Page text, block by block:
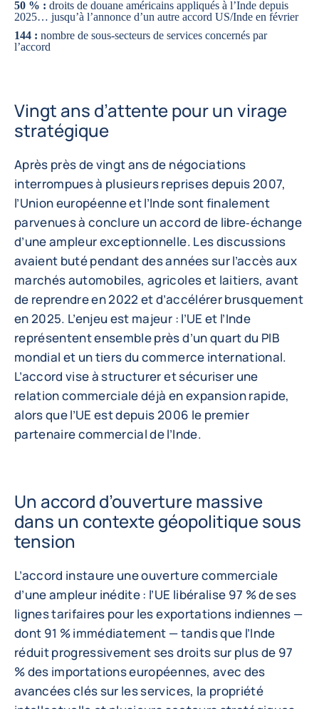
50 % : droits de douane américains appliqués à l’Inde depuis
2025… jusqu’à l’annonce d’un autre accord US/Inde en février
144 : nombre de sous‑secteurs de services concernés par
l’accord
Vingt ans d’attente pour un virage
stratégique
Après près de vingt ans de négociations
interrompues à plusieurs reprises depuis 2007,
l’Union européenne et l’Inde sont finalement
parvenues à conclure un accord de libre‑échange
d’une ampleur exceptionnelle. Les discussions
avaient buté pendant des années sur l’accès aux
marchés automobiles, agricoles et laitiers, avant
de reprendre en 2022 et d’accélérer brusquement
en 2025. L’enjeu est majeur : l’UE et l’Inde
représentent ensemble près d’un quart du PIB
mondial et un tiers du commerce international.
L’accord vise à structurer et sécuriser une
relation commerciale déjà en expansion rapide,
alors que l’UE est depuis 2006 le premier
partenaire commercial de l’Inde.
Un accord d’ouverture massive
dans un contexte géopolitique sous
tension
L’accord instaure une ouverture commerciale
d’une ampleur inédite : l’UE libéralise 97 % de ses
lignes tarifaires pour les exportations indiennes —
dont 91 % immédiatement — tandis que l’Inde
réduit progressivement ses droits sur plus de 97
% des importations européennes, avec des
avancées clés sur les services, la propriété